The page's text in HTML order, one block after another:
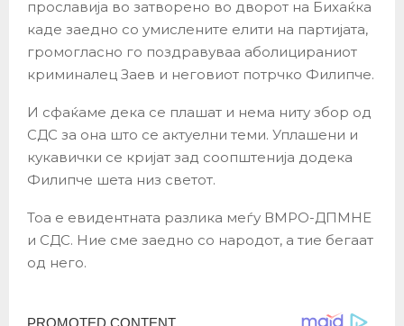
прославија во затворено во дворот на Бихаќка
каде заедно со умислените елити на партијата,
громогласно го поздравуваа аболицираниот
криминалец Заев и неговиот потрчко Филипче.
И сфаќаме дека се плашат и нема ниту збор од
СДС за она што се актуелни теми. Уплашени и
кукавички се кријат зад соопштенија додека
Филипче шета низ светот.
Тоа е евидентната разлика меѓу ВМРО-ДПМНЕ
и СДС. Ние сме заедно со народот, а тие бегаат
од него.